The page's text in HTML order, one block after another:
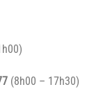
(8h00 – 17h30)